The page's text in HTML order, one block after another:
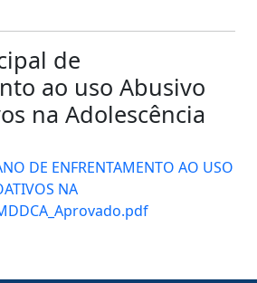
de
ao uso Abusivo
na Adolescência
DE ENFRENTAMENTO AO USO
NA